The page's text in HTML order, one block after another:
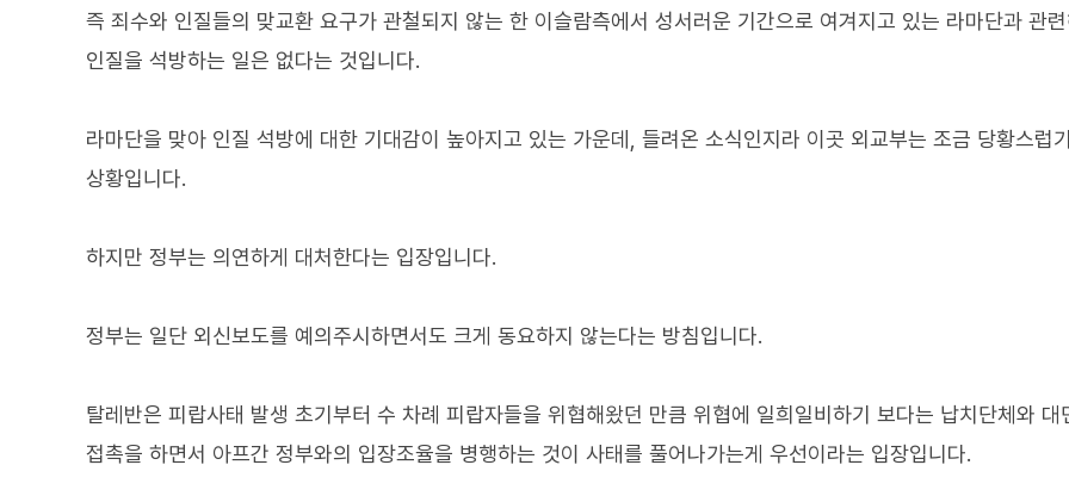
즉 죄수와 인질들의 맞교환 요구가 관철되지 않는 한 이슬람측에서 성서러운 기간으로 여겨지고 있는 라마단과 관련
인질을 석방하는 일은 없다는 것입니다.
라마단을 맞아 인질 석방에 대한 기대감이 높아지고 있는 가운데, 들려온 소식인지라 이곳 외교부는 조금 당황스럽
상황입니다.
하지만 정부는 의연하게 대처한다는 입장입니다.
정부는 일단 외신보도를 예의주시하면서도 크게 동요하지 않는다는 방침입니다.
탈레반은 피랍사태 발생 초기부터 수 차례 피랍자들을 위협해왔던 만큼 위협에 일희일비하기 보다는 납치단체와 대
접촉을 하면서 아프간 정부와의 입장조율을 병행하는 것이 사태를 풀어나가는게 우선이라는 입장입니다.